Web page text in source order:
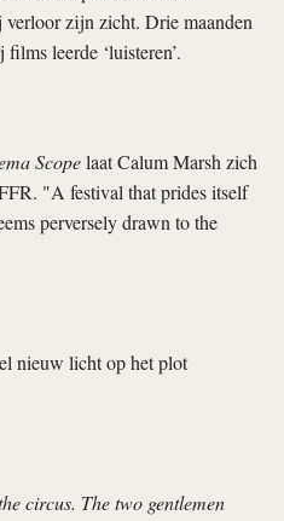
zijn zicht. Drie maanden
leerde ‘luisteren’.
Scopelaat Calum Marsh zich
"A festival that prides itself
perversely drawn to the
nieuw licht op het plot
circus. The two gentlemen